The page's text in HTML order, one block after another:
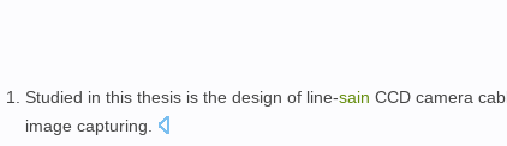
Studied in this thesis is the design of line-sain CCD camera
image capturing.